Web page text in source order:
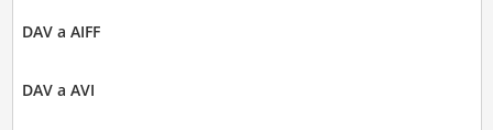
DAV a AIFF
DAV a AVI